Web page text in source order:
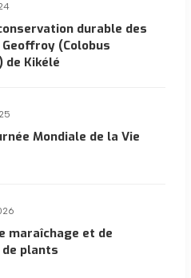
durable des
(Colobus
de Kikélé
Mondiale de la Vie
maraîchage et de
plants